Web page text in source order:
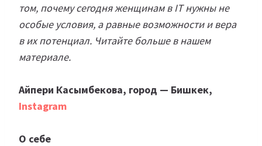
том, почему сегодня женщинам в IT нужны не
особые условия, а равные возможности и вера
в их потенциал. Читайте больше в нашем
материале.
Айпери Касымбекова, город — Бишкек,
Instagram
О себе